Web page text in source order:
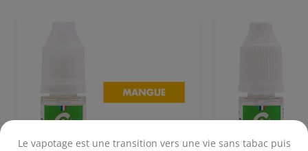
Le vapotage est une transition vers une vie sans tabac puis